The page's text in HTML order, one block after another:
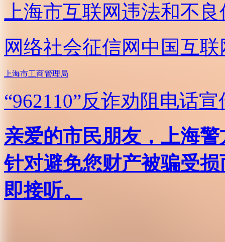
上海市互联网违法和不
网络社会征信网 中国互
上海市工商管理局
“962110”反诈劝阻电话宣
亲爱的市民朋友，上海
针对避免您财产被骗受
即接听。